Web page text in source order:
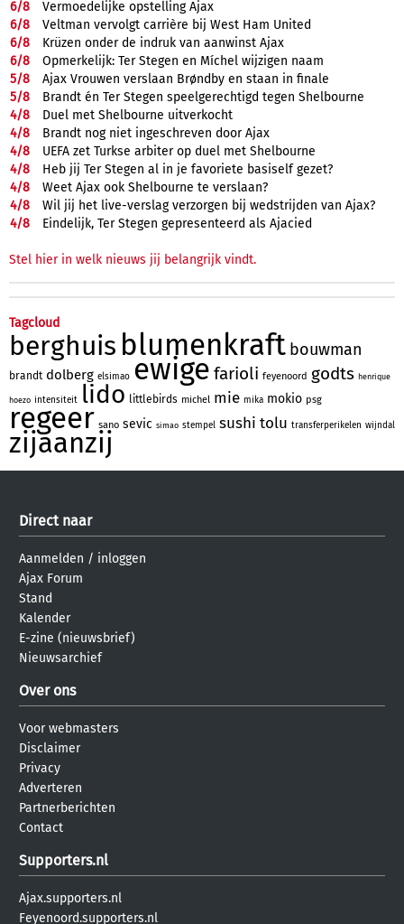
6/8
Vermoedelijke opstelling Ajax
6/8
Veltman vervolgt carrière bij West Ham United
6/8
Krüzen onder de indruk van aanwinst Ajax
6/8
Opmerkelijk: Ter Stegen en Míchel wijzigen naam
5/8
Ajax Vrouwen verslaan Brøndby en staan in finale
5/8
Brandt én Ter Stegen speelgerechtigd tegen Shelbourne
4/8
Duel met Shelbourne uitverkocht
4/8
Brandt nog niet ingeschreven door Ajax
4/8
UEFA zet Turkse arbiter op duel met Shelbourne
4/8
Heb jij Ter Stegen al in je favoriete basiself gezet?
4/8
Weet Ajax ook Shelbourne te verslaan?
4/8
Wil jij het live-verslag verzorgen bij wedstrijden van Ajax?
4/8 Eindelijk, Ter Stegen gepresenteerd als Ajacied
Stel hier in welk nieuws jij belangrijk vindt.
Tagcloud
berghuis blumenkraft bouwman
brandt dolberg elsimao ewige farioli feyenoord godts henrique
hoezo intensiteit lido littlebirds michel mie mika mokio psg
regeer sano sevic simao stempel sushi tolu transferperikelen wijndal
zijaanzij
Direct naar
Aanmelden / inloggen
Ajax Forum
Stand
Kalender
E-zine (nieuwsbrief)
Nieuwsarchief
Over ons
Voor webmasters
Disclaimer
Privacy
Adverteren
Partnerberichten
Contact
Supporters.nl
Ajax.supporters.nl
Feyenoord.supporters.nl